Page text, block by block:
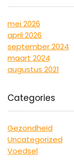
mei 2026
april 2026
september 2024
maart 2024
augustus 2021
Categories
Gezondheid
Uncategorized
Voedsel